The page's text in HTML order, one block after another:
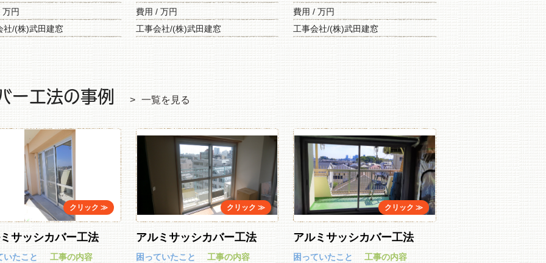
万円
社/(株)武田建窓
費用 / 万円
工事会社/(株)武田建窓
費用 / 万円
工事会社/(株)武田建窓
ー工法の事例 一覧を見る
サッシカバー工法
いたこと 工事の内容
アルミサッシカバー工法
困っていたこと 工事の内容
アルミサッシカバー工法
困っていたこと 工事の内容